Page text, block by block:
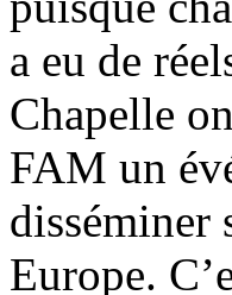
a eu de
Chapelle
FAM un
disséminer
Europe.